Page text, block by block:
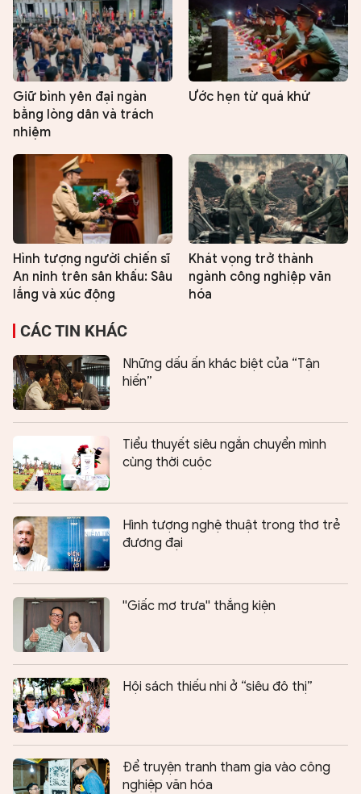
Giữ bình yên đại ngàn
bằng lòng dân và trách
nhiệm
Ước hẹn từ quá khứ
Hình tượng người chiến sĩ
An ninh trên sân khấu: Sâu
lắng và xúc động
Khát vọng trở thành
ngành công nghiệp văn
hóa
CÁC TIN KHÁC
Những dấu ấn khác biệt của “Tận
hiến”
Tiểu thuyết siêu ngắn chuyển mình
cùng thời cuộc
Hình tượng nghệ thuật trong thơ trẻ
đương đại
''Giấc mơ trưa'' thắng kiện
Hội sách thiếu nhi ở “siêu đô thị”
Để truyện tranh tham gia vào công
nghiệp văn hóa